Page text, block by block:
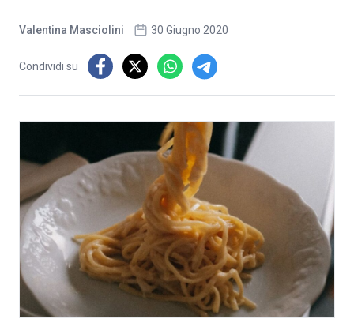
Valentina Masciolini 30 Giugno 2020
Condividi su